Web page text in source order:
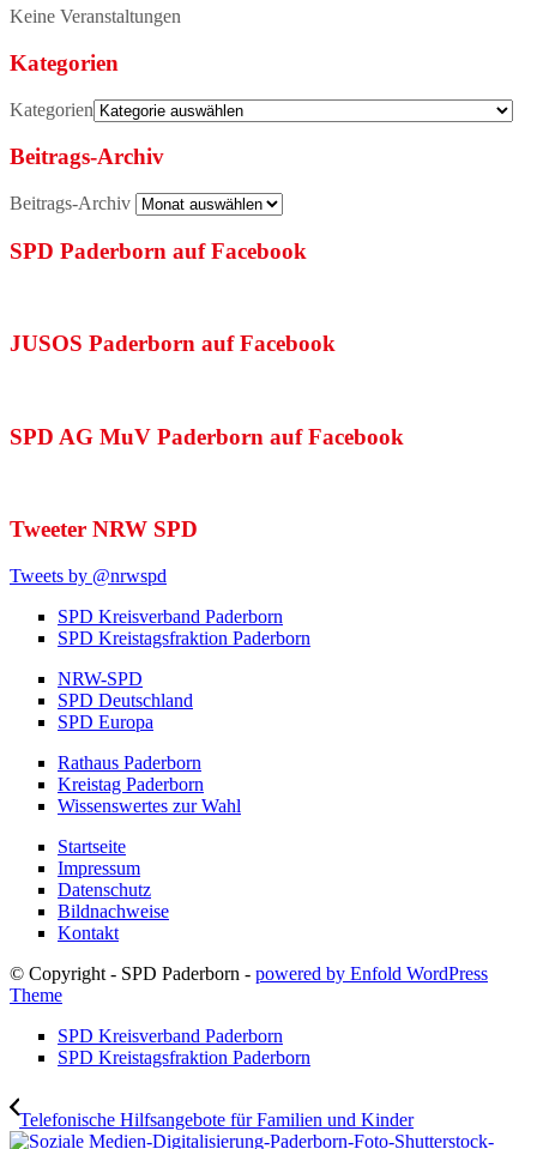
Keine Veranstaltungen
Kategorien
Kategorien
Beitrags-Archiv
Beitrags-Archiv
SPD Paderborn auf Facebook
JUSOS Paderborn auf Facebook
SPD AG MuV Paderborn auf Facebook
Tweeter NRW SPD
Tweets by @nrwspd
SPD Kreisverband Paderborn
SPD Kreistagsfraktion Paderborn
NRW-SPD
SPD Deutschland
SPD Europa
Rathaus Paderborn
Kreistag Paderborn
Wissenswertes zur Wahl
Startseite
Impressum
Datenschutz
Bildnachweise
Kontakt
© Copyright - SPD Paderborn - powered by Enfold WordPress
Theme
SPD Kreisverband Paderborn
SPD Kreistagsfraktion Paderborn
Telefonische Hilfsangebote für Familien und Kinder